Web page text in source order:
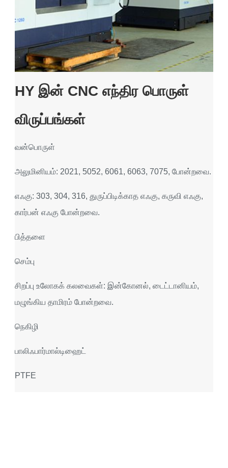
HY இன் CNC எந்திர பொருள்
விருப்பங்கள்
வன்பொருள்
அலுமினியம்: 2021, 5052, 6061, 6063, 7075, போன்றவை.
எஃகு: 303, 304, 316, துருப்பிடிக்காத எஃகு, கருவி எஃகு,
கார்பன் எஃகு போன்றவை.
பித்தளை
செம்பு
சிறப்பு உலோகக் கலவைகள்: இன்கோனல், டைட்டானியம்,
மழுங்கிய தாமிரம் போன்றவை.
நெகிழி
பாலிஃபார்மால்டிஹைட்
PTFE